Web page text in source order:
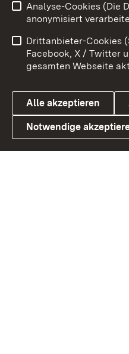
Link zum Landesportal
Benutzungshinweise
Datenschutz
Analyse-Cookies (Die
anonymisiert
Drittanbieter-Cookies
Facebook, X / Twitter
gesamten Webseite
Alle akzeptieren
Notwendige